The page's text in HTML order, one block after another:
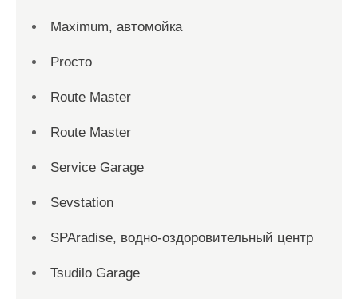
Maximum, автомойка
Proсто
Route Master
Route Master
Service Garage
Sevstation
SPAradise, водно-оздоровительный центр
Tsudilo Garage